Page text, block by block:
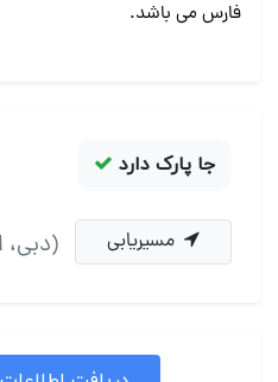
فارس می باشد.
جا پارک دارد
مسیریابی (دبی،